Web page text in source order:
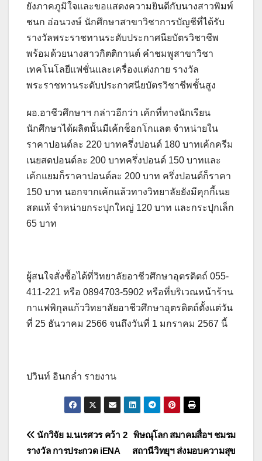
ยังภาคภูมิใจและขอแสดงความยินดีกับนางสาวพิมพ์
ชนก อ่อนวงษ์ นักศึกษาสาขาวิชาการบัญชีที่ได้รับ
รางวัลพระราชทานระดับประกาศนียบัตรวิชาชีพ
พร้อมด้วยนางสาวกิตติกานต์ คำชมพูสาขาวิชา
เทคโนโลยีแฟชั่นและเครื่องแต่งกาย รางวัล
พระราชทานระดับประกาศนียบัตรวิชาชีพชั้นสูง
ผอ.อาชีวศึกษาฯ กล่าวอีกว่า เค้กที่ทางนักเรียน
นักศึกษาได้ผลิตนั้นมีเค้กช็อกโกแลต จำหน่ายใน
ราคาปอนด์ละ 220 บาทครึ่งปอนด์ 180 บาทเค้กครีม
เนยสดปอนด์ละ 200 บาทครึ่งปอนด์ 150 บาทและ
เค้กแยมก็ราคาปอนด์ละ 200 บาท ครึ่งปอนด์ก็ราคา
150 บาท นอกจากเค้กแล้วทางวิทยาลัยยังมีคุกกี้เนย
สดแท้ จำหน่ายกระปุกใหญ่ 120 บาท และกระปุกเล็ก
65 บาท
ผู้สนใจสั่งซื้อได้ที่วิทยาลัยอาชีวศึกษาอุตรดิตถ์ 055-
411-221 หรือ 0894703-5902 หรือที่บริเวณหน้าร้าน
กาแฟพิกุลแก้ววิทยาลัยอาชีวศึกษาอุตรดิตถ์ตั้งแต่วัน
ที่ 25 ธันวาคม 2566 จนถึงวันที่ 1 มกราคม 2567 นี้
ปวินท์ อินกล่ำ รายงาน
แนะแนว
พิษณุโลก สมาคมสื่อฯ ชมรม
สถานีวิทยุฯ ส่งมอบความสุข
นักวิจัย ม.นเรศวร คว้า 2
รางวัล การประกวด iENA